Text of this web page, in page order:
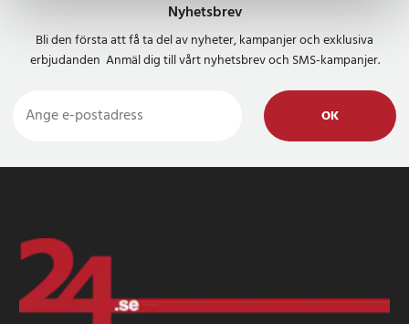
Nyhetsbrev
Bli den första att få ta del av nyheter, kampanjer och exklusiva
erbjudanden Anmäl dig till vårt nyhetsbrev och SMS-kampanjer.
OK